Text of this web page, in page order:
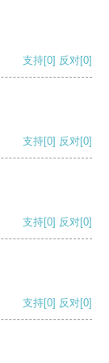
支持[0] 反对[0]
支持[0] 反对[0]
支持[0] 反对[0]
支持[0] 反对[0]